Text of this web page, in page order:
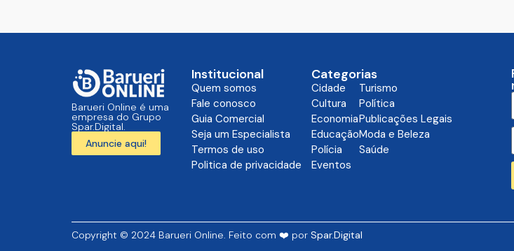
Barueri Online é uma
empresa do Grupo
Spar.Digital.
Anuncie aqui!
Institucional
Quem somos
Fale conosco
Guia Comercial
Seja um Especialista
Termos de uso
Politica de privacidade
Categorias
Cidade
Cultura
Economia
Educação
Polícia
Eventos
Turismo
Política
Publicações Legais
Moda e Beleza
Saúde
Copyright © 2024 Barueri Online. Feito com ❤️ por Spar.Digital